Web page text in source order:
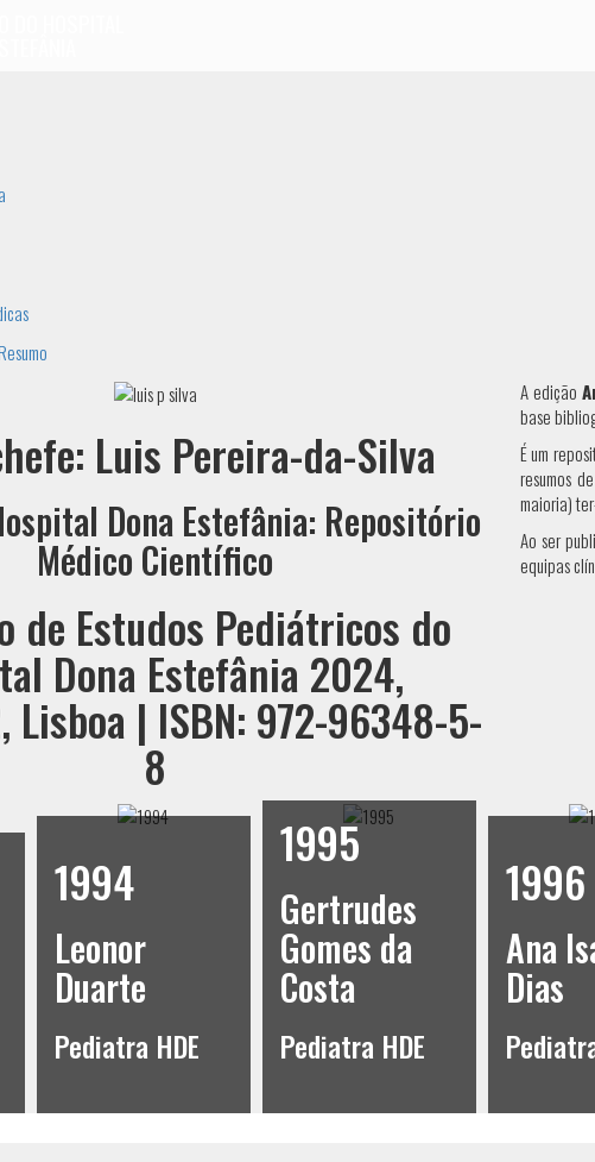
Luis Pereira-da-Silva
Dona Estefânia: Repositório
Médico Científico
de Estudos Pediátricos do
Dona Estefânia 2024,
Lisboa | ISBN: 972-96348-5-
8
A edição
base
É um
resumos
maioria)
Ao ser
equipas
1995
Gertrudes
Gomes da
Costa
Pediatra HDE
1996
Ana Isabel
Dias
Pediatra HDE
1997
HDE